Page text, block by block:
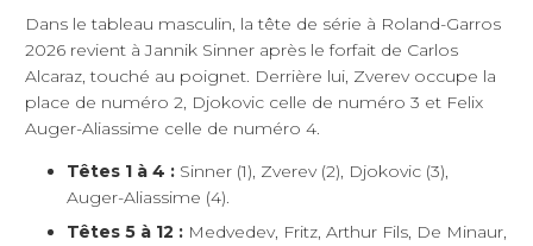
Dans le tableau masculin, la tête de série à Roland-Garros
2026 revient à Jannik Sinner après le forfait de Carlos
Alcaraz, touché au poignet. Derrière lui, Zverev occupe la
place de numéro 2, Djokovic celle de numéro 3 et Felix
Auger-Aliassime celle de numéro 4.
Têtes 1 à 4 : Sinner (1), Zverev (2), Djokovic (3),
Auger-Aliassime (4).
Têtes 5 à 12 : Medvedev, Fritz, Arthur Fils, De Minaur,